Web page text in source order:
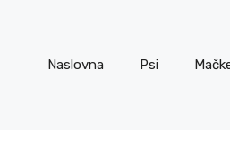
Naslovna Psi